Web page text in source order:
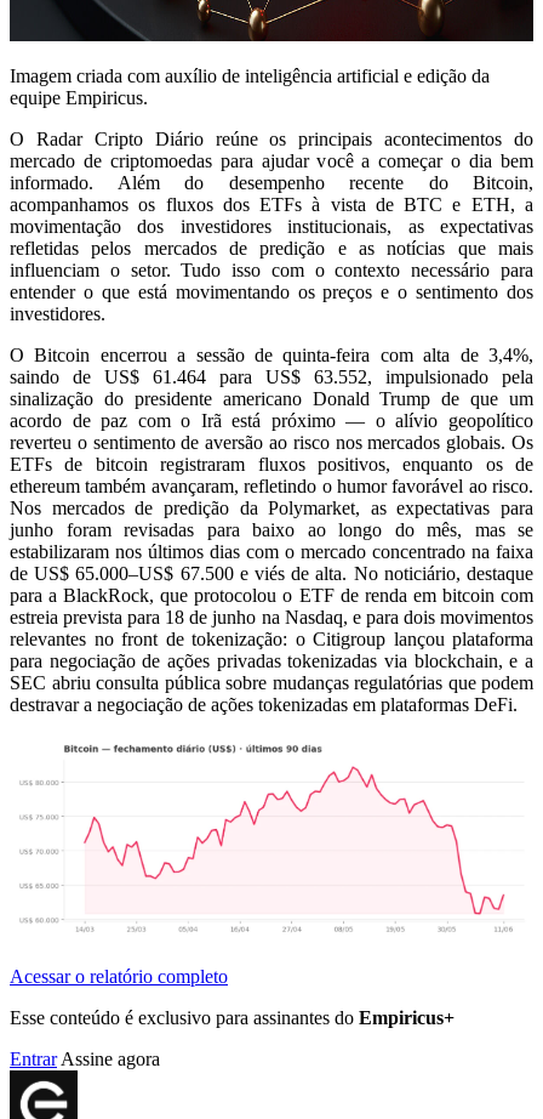
Imagem criada com auxílio de inteligência artificial e edição da
equipe Empiricus.
O Radar Cripto Diário reúne os principais acontecimentos do
mercado de criptomoedas para ajudar você a começar o dia bem
informado. Além do desempenho recente do Bitcoin,
acompanhamos os fluxos dos ETFs à vista de BTC e ETH, a
movimentação dos investidores institucionais, as expectativas
refletidas pelos mercados de predição e as notícias que mais
influenciam o setor. Tudo isso com o contexto necessário para
entender o que está movimentando os preços e o sentimento dos
investidores.
O Bitcoin encerrou a sessão de quinta-feira com alta de 3,4%,
saindo de US$ 61.464 para US$ 63.552, impulsionado pela
sinalização do presidente americano Donald Trump de que um
acordo de paz com o Irã está próximo — o alívio geopolítico
reverteu o sentimento de aversão ao risco nos mercados globais. Os
ETFs de bitcoin registraram fluxos positivos, enquanto os de
ethereum também avançaram, refletindo o humor favorável ao risco.
Nos mercados de predição da Polymarket, as expectativas para
junho foram revisadas para baixo ao longo do mês, mas se
estabilizaram nos últimos dias com o mercado concentrado na faixa
de US$ 65.000–US$ 67.500 e viés de alta. No noticiário, destaque
para a BlackRock, que protocolou o ETF de renda em bitcoin com
estreia prevista para 18 de junho na Nasdaq, e para dois movimentos
relevantes no front de tokenização: o Citigroup lançou plataforma
para negociação de ações privadas tokenizadas via blockchain, e a
SEC abriu consulta pública sobre mudanças regulatórias que podem
destravar a negociação de ações tokenizadas em plataformas DeFi.
Acessar o relatório completo
Esse conteúdo é exclusivo para assinantes do Empiricus+
Entrar Assine agora